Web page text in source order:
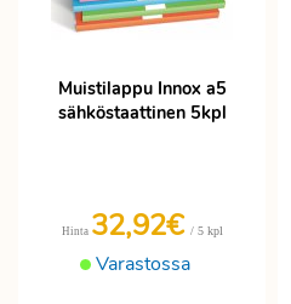
Muistilappu Innox a5
sähköstaattinen 5kpl
Varastossa
Hinta 32,92€ / 5 kpl